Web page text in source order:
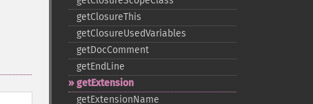
getClosureThis
getClosureUsedVariables
getDocComment
getEndLine
getExtension
getExtensionName